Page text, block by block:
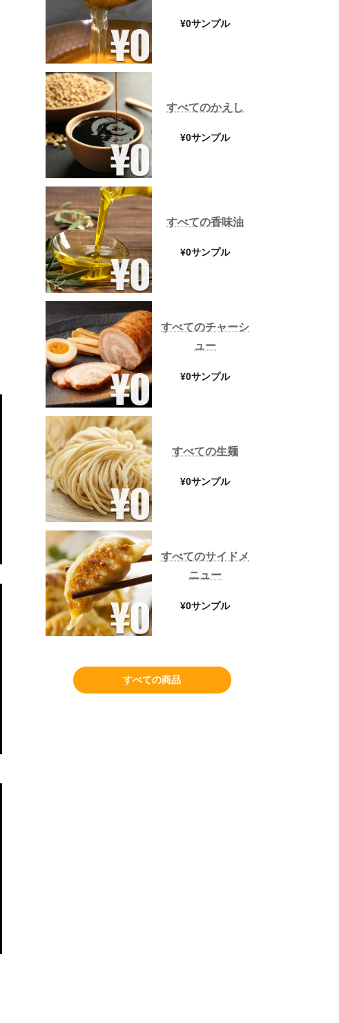
つけ麺用昆布
¥0サンプル
¥0サンプル
すべてのかえし
¥0サンプル
すべての香味油
¥0サンプル
すべてのチャーシ
ュー
¥0サンプル
すべての生麺
¥0サンプル
すべてのサイドメ
ニュー
¥0サンプル
すべての商品